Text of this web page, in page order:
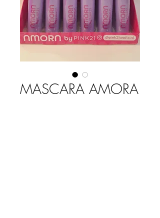
MASCARA AMORA